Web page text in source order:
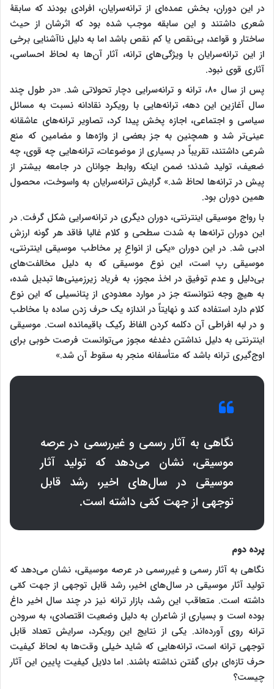
در این دوران، بخش عمده‌ای از ترانه‌سرایان، افرادی بودند که سابقۀ
شعری داشتند و این سابقه موجب شده بود که اثرشان از حیث
ساختار و قواعد، بی‌نقص یا کم نقص باشد اما به دلیل نا‌آشنایی برخی
از این ترانه‌سرایان با ویژگی‌های ترانه، آثار آن‌ها به لحاظ احساسی،
آثاری قوی نبود.
پس از سال ۸۰، ترانه و ترانه‌سرایی دچار تحولاتی شد. «در طول چند
سال آغازین این دهه، ترانه‌هایی با رویکرد نقادانه نسبت به مسائل
سیاسی و اجتماعی، اجازه پخش پیدا کرد، تصاویر ترانه‌های عاشقانه
عینی‌تر شد و همچنین به جز بعضی از واژه‌ها و مضامین که منع
شرعی داشتند، تقریباً در بسیاری از موضوعات، ترانه‌هایی چه قوی، چه
ضعیف، تولید شدند؛ ضمن اینکه روابط جوانان در جامعه بیشتر از
پیش در ترانه‌ها لحاظ شد.» گرایش ترانه‌سرایان به واسوخت، محصول
همین دوران بود.
با رواج موسیقی اینترنتی، دوران دیگری در ترانه‌سرایی شکل گرفت. در
این دوران ترانه‌ها به شدت سطحی و کلام غالبا فاقد هر گونه ارزش
ادبی شد. در این دوران «یکی از انواعِ پر مخاطب موسیقی اینترنتی،
موسیقی رپ است، این نوع موسیقی که به دلیل مخالفت‌های
بی‌دلیل و عدم توفیق در اخذ مجوز، به فریاد زیرزمینی‌ها تبدیل شده،
به هیچ وجه نتوانسته جز در موارد معدودی از پتانسیلی که این نوع
کلام دارد استفاده کند و نهایتاً در اندازه یک حرف زدن ساده با مخاطب
و در لبه افراطی آن دکلمه کردن الفاظ رکیک باقیمانده است. موسیقی
اینترنتی به دلیل نداشتن دغدغه مجوز می‌توانست فرصت خوبی برای
اوج‌گیری ترانه باشد که متأسفانه منجر به سقوط آن شد.»
نگاهی به آثار رسمی و غیررسمی در عرصه
موسیقی، نشان می‌دهد که تولید آثار
موسیقی در سال‌های اخیر، رشد قابل
توجهی از جهت کمّی داشته است.
پرده دوم
نگاهی به آثار رسمی و غیررسمی در عرصه موسیقی، نشان می‌دهد که
تولید آثار موسیقی در سال‌های اخیر، رشد قابل توجهی از جهت کمّی
داشته است. متعاقب این رشد، بازار ترانه نیز در چند سال اخیر داغ
بوده است و بسیاری از شاعران به دلیل وضعیت اقتصادی، به سرودن
ترانه روی آورده‌اند. یکی از نتایج این رویکرد، سرایش تعداد قابل
توجهی ترانه است، ترانه‌هایی که شاید خیلی وقت‌ها به لحاظ کیفیت
حرف تازه‌ای برای گفتن نداشته باشند. اما دلایل کیفیت پایین این آثار
چیست؟